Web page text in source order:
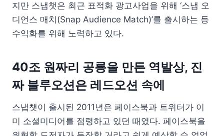
지만 스냅챗은 최근 표적화 광고사업을 위해 ‘스냅 오
디언스 매치(Snap Audience Match)’를 출시하는 등
수익화를 위해 노력하고 있다.
40조 원짜리 공룡을 만든 역발상, 진
짜 블루오션은 레드오션 속에
스냅챗이 출시된 2011년은 페이스북과 트위터가 이
미 소셜미디어를 점령하고 있던 때였다. 페이스북을